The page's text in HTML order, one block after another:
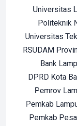
Universitas
Politeknik
Universitas
RSUDAM
Bank
DPRD Kota
Pemrov
Pemkab
Pemkab